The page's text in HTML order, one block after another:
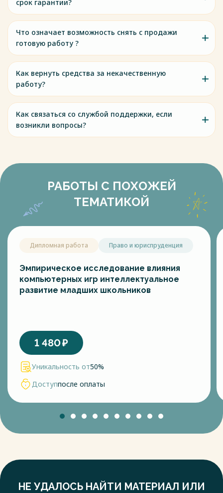
срок гарантии?
Что означает возможность снять с продажи
готовую работу ?
Как вернуть средства за некачественную
работу?
Как связаться со службой поддержки, если
возникли вопросы?
РАБОТЫ С ПОХОЖЕЙ
ТЕМАТИКОЙ
Дипломная работа Право и юриспруденция
Эмпирическое исследование влияния
компьютерных игр интеллектуальное
развитие младших школьников
1 480₽
Уникальность от50%
Доступпосле оплаты
НЕ УДАЛОСЬ НАЙТИ МАТЕРИАЛ ИЛИ